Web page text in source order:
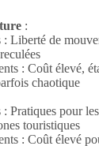
:
: Liberté de
: Coût élevé,
chaotique
: Pratiques pour
touristiques
: Coût élevé